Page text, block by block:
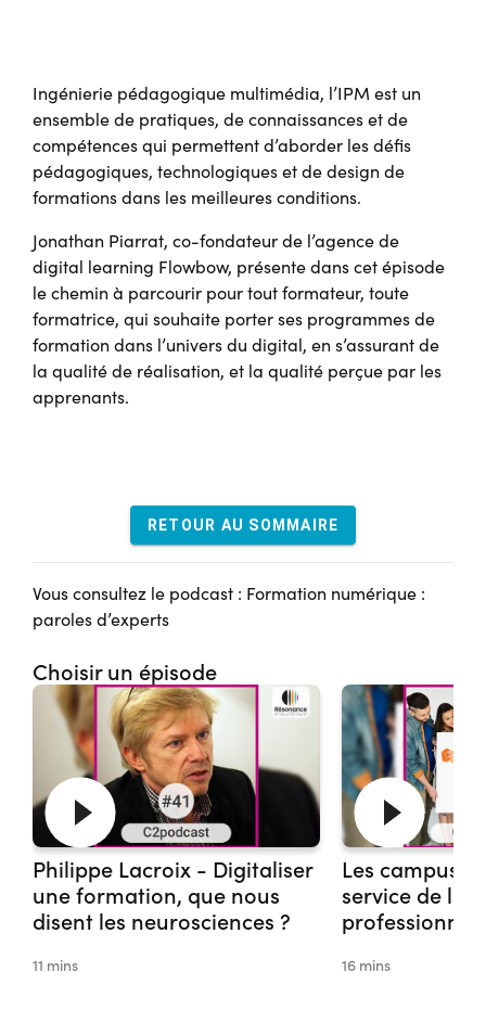
Ingénierie pédagogique multimédia, l’IPM est un
ensemble de pratiques, de connaissances et de
compétences qui permettent d’aborder les défis
pédagogiques, technologiques et de design de
formations dans les meilleures conditions.
Jonathan Piarrat, co-fondateur de l’agence de
digital learning Flowbow, présente dans cet épisode
le chemin à parcourir pour tout formateur, toute
formatrice, qui souhaite porter ses programmes de
formation dans l’univers du digital, en s’assurant de
la qualité de réalisation, et la qualité perçue par les
apprenants.
RETOUR AU SOMMAIRE
Vous consultez le podcast : Formation numérique :
paroles d’experts
Choisir un épisode
Philippe Lacroix - Digitaliser
une formation, que nous
disent les neurosciences ?
11 mins
Les campus
service de
16 mins